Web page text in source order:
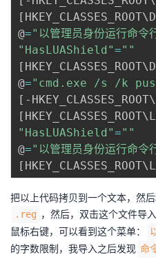
[ HKEY_CLASSES_ROOT\
@="以管理员身份运行命令
"HasLUAShield"=""
[ HKEY_CLASSES_ROOT\
@="cmd.exe /s /k
[ -HKEY_CLASSES_ROOT\
[ HKEY_CLASSES_ROOT\
"HasLUAShield"=""
@="以管理员身份运行命令
[ HKEY_CLASSES_ROOT\
把以上代码拷贝到一个文本，然
.reg ，然后，双击这个文件导
鼠标右键，可以看到这个菜单：
的字数限制，我导入之后发现 命